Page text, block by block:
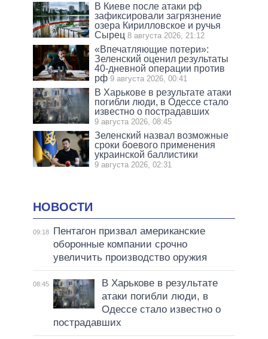
В Киеве после атаки рф
зафиксировали загрязнение
озера Кирилловское и ручья
Сырец 8 августа 2026, 21:12
«Впечатляющие потери»:
Зеленский оценил результаты
40-дневной операции против
рф 9 августа 2026, 00:41
В Харькове в результате атаки
погибли люди, в Одессе стало
известно о пострадавших
9 августа 2026, 08:45
Зеленский назвал возможные
сроки боевого применения
украинской баллистики
9 августа 2026, 02:31
НОВОСТИ
09:18
Пентагон призвал американские
оборонные компании срочно
увеличить производство оружия
08:45
В Харькове в результате
атаки погибли люди, в
Одессе стало известно о
пострадавших